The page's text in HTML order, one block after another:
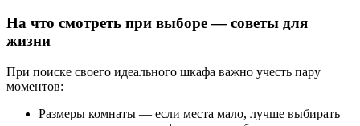
На что смотреть при выборе — советы для
жизни
При поиске своего идеального шкафа важно учесть пару
моментов:
Размеры комнаты — если места мало, лучше выбирать